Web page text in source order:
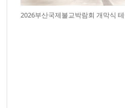
2026부산국제불교박람회 개막식